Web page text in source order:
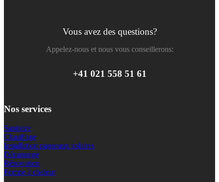
Vous avez des questions?
Appelez-nous et nous vous conseillerons:
+41 021 558 51 61
Nos services
Sanitaire
Chauffage
Installation panneaux solaires
Dépannage
Rénovation
Pompe à chaleur